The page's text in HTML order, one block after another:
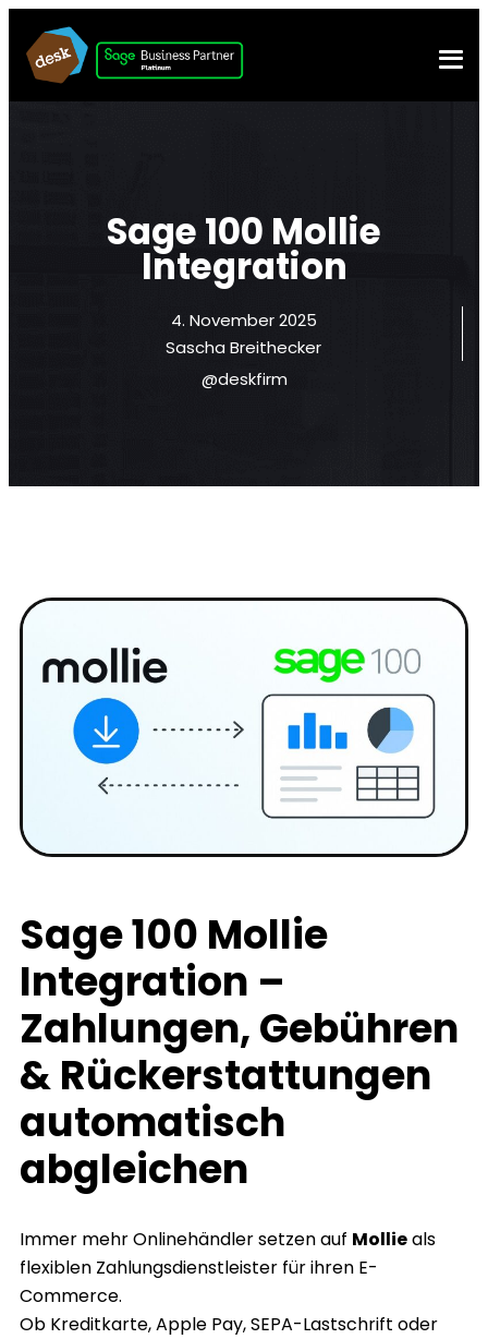
Sage 100 Mollie
Integration
4. November 2025
Sascha Breithecker
@deskfirm
Sage 100 Mollie
Integration –
Zahlungen, Gebühren
& Rückerstattungen
automatisch
abgleichen
Immer mehr Onlinehändler setzen auf Mollieals
flexiblen Zahlungsdienstleister für ihren E-
Commerce.
Ob Kreditkarte, Apple Pay, SEPA-Lastschrift oder